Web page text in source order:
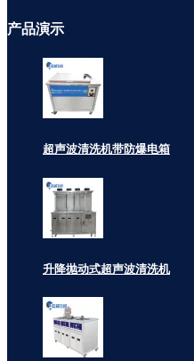
产品演示
超声波清洗机带防爆电箱
升降抛动式超声波清洗机